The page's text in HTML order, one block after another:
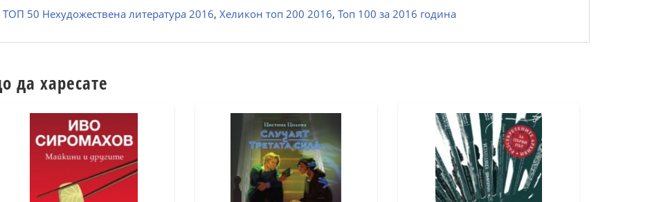
ТОП 50 Нехудожествена литература 2016, Хеликон топ 200 2016, Топ 100 за 2016 година
да харесате